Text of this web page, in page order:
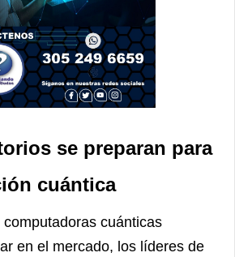
se preparan para
cuántica
cuánticas
en el mercado, los líderes de